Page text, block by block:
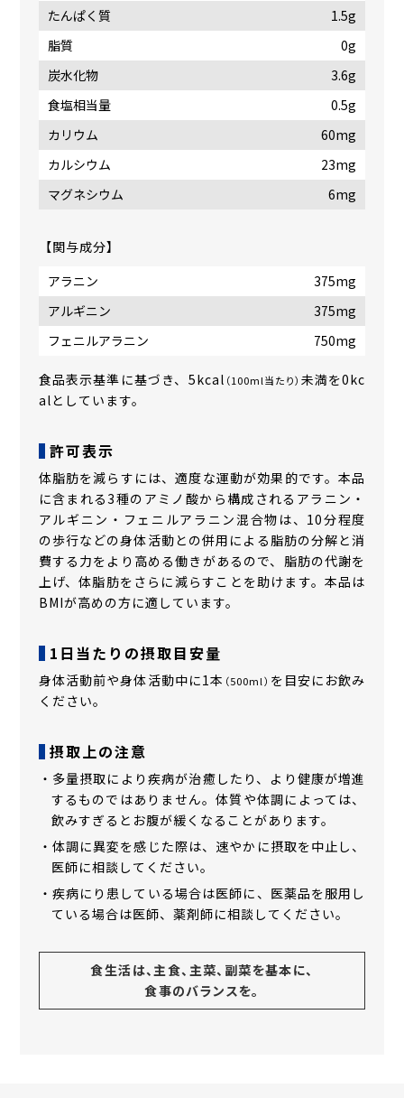
たんぱく質
1.5g
脂質
0g
炭水化物
3.6g
食塩相当量
0.5g
カリウム
60mg
カルシウム
23mg
マグネシウム
6mg
【関与成分】
アラニン
375mg
アルギニン
375mg
フェニルアラニン
750mg
食品表示基準に基づき、5kcal （100ml当たり） 未満を0kc
alとしています。
許可表示
体脂肪を減らすには、適度な運動が効果的です。本品
に含まれる3種のアミノ酸から構成されるアラニン・
アルギニン・フェニルアラニン混合物は、10分程度
の歩行などの身体活動との併用による脂肪の分解と消
費する力をより高める働きがあるので、脂肪の代謝を
上げ、体脂肪をさらに減らすことを助けます。本品は
BMIが高めの方に適しています。
1日当たりの摂取目安量
身体活動前や身体活動中に1本 （500ml） を目安にお飲み
ください。
摂取上の注意
・多量摂取により疾病が治癒したり、より健康が増進
するものではありません。体質や体調によっては、
飲みすぎるとお腹が緩くなることがあります。
・体調に異変を感じた際は、速やかに摂取を中止し、
医師に相談してください。
・疾病にり患している場合は医師に、医薬品を服用し
ている場合は医師、薬剤師に相談してください。
食生活は、主食、主菜、副菜を基本に、
食事のバランスを。